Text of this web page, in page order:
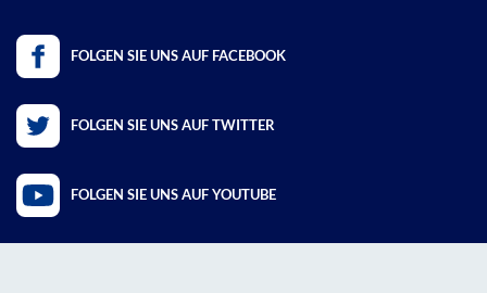
FOLGEN SIE UNS AUF FACEBOOK
FOLGEN SIE UNS AUF TWITTER
FOLGEN SIE UNS AUF YOUTUBE